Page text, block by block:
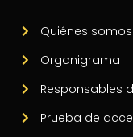
Quiénes somos
Organigrama
Responsables
Prueba de